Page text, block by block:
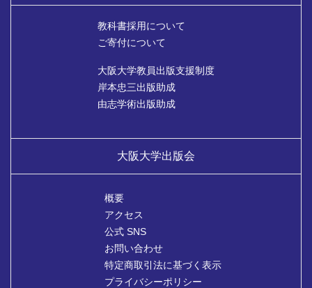
教科書採用について
ご寄付について
大阪大学教員出版支援制度
岸本忠三出版助成
由志学術出版助成
大阪大学出版会
概要
アクセス
公式 SNS
お問い合わせ
特定商取引法に基づく表示
プライバシーポリシー